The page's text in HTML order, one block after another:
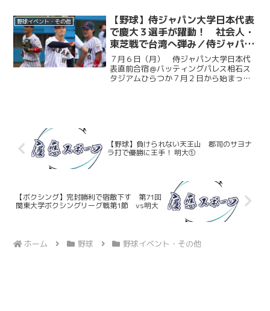
に２度追い付く粘りを見せると、１点ビ...
野球イベント・その他
【野球】侍ジャパン大学日本代表
で慶大３選手が躍動！ 社会人・
東芝戦で台湾へ弾み／侍ジャパン
大学日本代表直前合宿５日目
７月６日（月） 侍ジャパン大学日本代
表直前合宿＠バッティングパレス相石ス
タジアムひらつか７月２日から始まった
【野球】負けられない天王山 郡司のサヨナ
ラ打で優勝に王手！ 明大①
【ボクシング】完封勝利で宿敵下す 第71回
関東大学ボクシングリーグ戦第1節 vs明大
ホーム 野球 野球イベント・その他